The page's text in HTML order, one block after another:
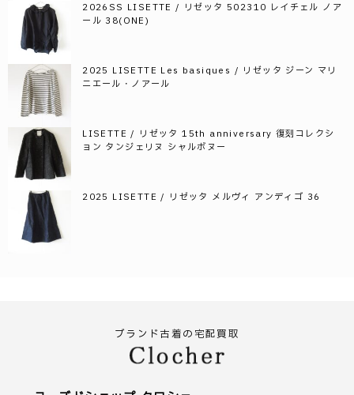
2026SS LISETTE / リゼッタ 502310 レイチェル ノア
ール 38(ONE)
2025 LISETTE Les basiques / リゼッタ ジーン マリ
ニエール・ノアール
LISETTE / リゼッタ 15th anniversary 復刻コレクシ
ョン タンジェリヌ シャルボヌー
2025 LISETTE / リゼッタ メルヴィ アンディゴ 36
ブランド古着の宅配買取